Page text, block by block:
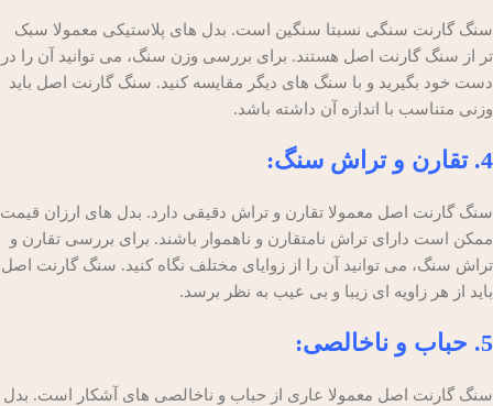
سنگ گارنت سنگی نسبتا سنگین است. بدل های پلاستیکی معمولا سبک
تر از سنگ گارنت اصل هستند. برای بررسی وزن سنگ، می توانید آن را در
دست خود بگیرید و با سنگ های دیگر مقایسه کنید. سنگ گارنت اصل باید
وزنی متناسب با اندازه آن داشته باشد.
4. تقارن و تراش سنگ:
سنگ گارنت اصل معمولا تقارن و تراش دقیقی دارد. بدل های ارزان قیمت
ممکن است دارای تراش نامتقارن و ناهموار باشند. برای بررسی تقارن و
تراش سنگ، می توانید آن را از زوایای مختلف نگاه کنید. سنگ گارنت اصل
باید از هر زاویه ای زیبا و بی عیب به نظر برسد.
5. حباب و ناخالصی:
سنگ گارنت اصل معمولا عاری از حباب و ناخالصی های آشکار است. بدل